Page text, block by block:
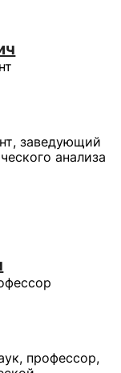
заведующий
анализа
профессор,